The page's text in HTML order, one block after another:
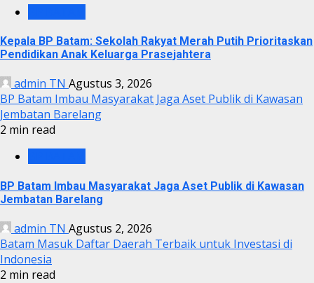
Kepala BP Batam: Sekolah Rakyat Merah Putih Prioritaskan
Pendidikan Anak Keluarga Prasejahtera
admin TN Agustus 3, 2026
BP Batam Imbau Masyarakat Jaga Aset Publik di Kawasan
Jembatan Barelang
2 min read
BP Batam Imbau Masyarakat Jaga Aset Publik di Kawasan
Jembatan Barelang
admin TN Agustus 2, 2026
Batam Masuk Daftar Daerah Terbaik untuk Investasi di
Indonesia
2 min read